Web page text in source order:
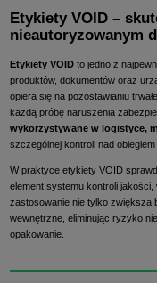
Etykiety VOID –
nieautoryzowanym
Etykiety VOID to jedno z
produktów, dokumentów oraz
opiera się na pozostawianiu
każdą próbę naruszenia
wykorzystywane w logistyce,
szczególnej kontroli nad
W praktyce etykiety VOID
element systemu kontroli
zastosowanie nie tylko zwiększa
wewnętrzne, eliminując ryzyko
opakowanie.